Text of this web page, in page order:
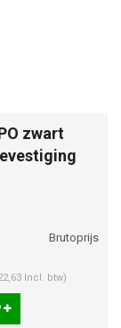
zwart
Incl. btw)